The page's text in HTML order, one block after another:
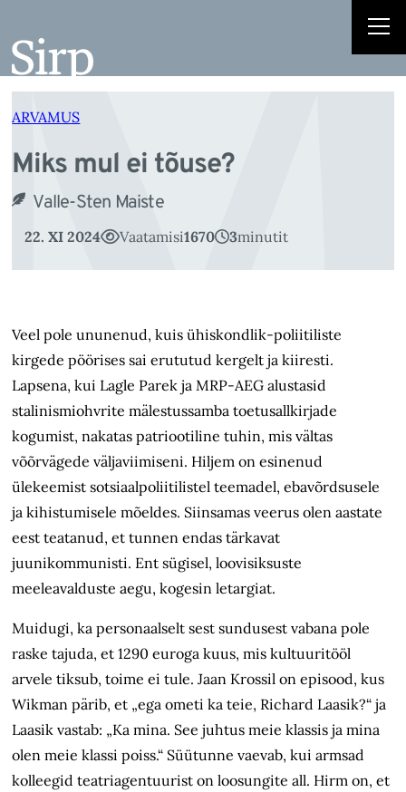
juurde
ARVAMUS
Miks mul ei tõuse?
Valle-Sten Maiste
22. XI 2024 Vaatamisi1670 3minutit
Veel pole ununenud, kuis ühiskondlik-poliitiliste
kirgede pöörises sai erututud kergelt ja kiiresti.
Lapsena, kui Lagle Parek ja MRP-AEG alustasid
stalinismiohvrite mälestussamba toetus­allkirjade
kogumist, nakatas patriootiline tuhin, mis vältas
võõrvägede väljaviimiseni. Hiljem on esinenud
ülekeemist sotsiaalpoliitilistel teemadel, ebavõrdsusele
ja kihistumisele mõeldes. Siinsamas veerus olen aastate
eest teatanud, et tunnen endas tärkavat
juunikommunisti. Ent sügisel, loovisiksuste
meeleavalduste aegu, kogesin letargiat.
Muidugi, ka personaalselt sest sundusest vabana pole
raske tajuda, et 1290 euroga kuus, mis kultuuritööl
arvele tiksub, toime ei tule. Jaan Krossil on episood, kus
Wikman pärib, et „ega ometi ka teie, Richard Laasik?“ ja
Laasik vastab: „Ka mina. See juhtus meie klassis ja mina
olen meie klassi poiss.“ Süütunne vaevab, kui armsad
kolleegid teatriagentuurist on loosungite all. Hirm on, et